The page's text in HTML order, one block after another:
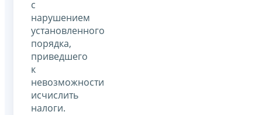
с
нарушением
установленного
порядка,
приведшего
к
невозможности
исчислить
налоги.